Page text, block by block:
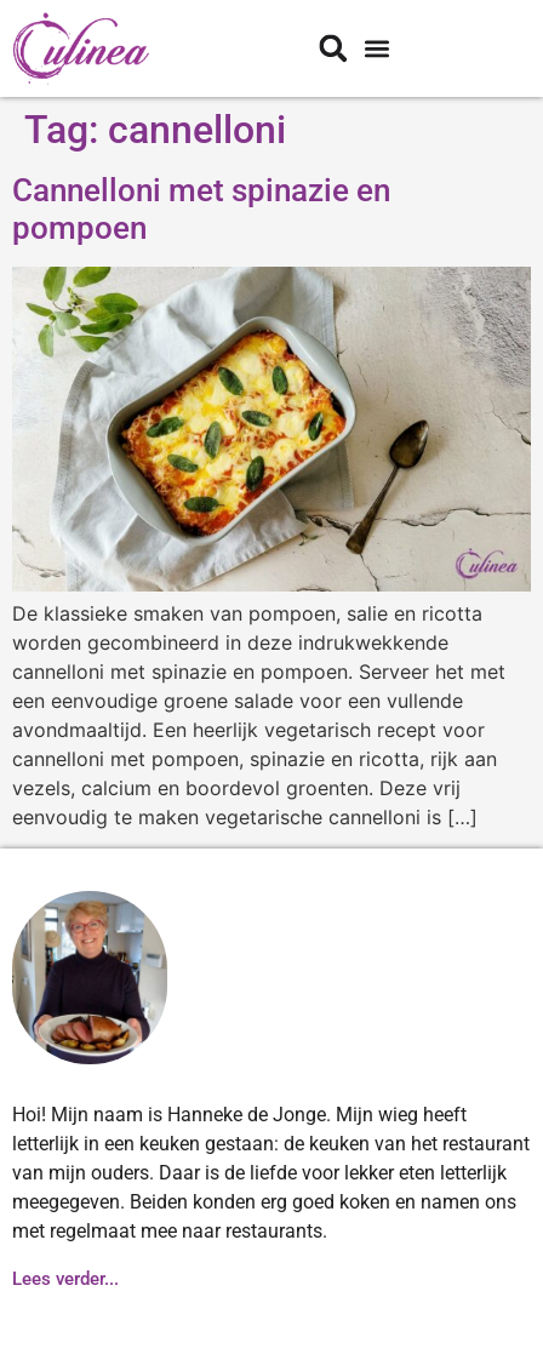
Tag: cannelloni
Cannelloni met spinazie en
pompoen
De klassieke smaken van pompoen, salie en ricotta
worden gecombineerd in deze indrukwekkende
cannelloni met spinazie en pompoen. Serveer het met
een eenvoudige groene salade voor een vullende
avondmaaltijd. Een heerlijk vegetarisch recept voor
cannelloni met pompoen, spinazie en ricotta, rijk aan
vezels, calcium en boordevol groenten. Deze vrij
eenvoudig te maken vegetarische cannelloni is […]
Hoi! Mijn naam is Hanneke de Jonge. Mijn wieg heeft
letterlijk in een keuken gestaan: de keuken van het restaurant
van mijn ouders. Daar is de liefde voor lekker eten letterlijk
meegegeven. Beiden konden erg goed koken en namen ons
met regelmaat mee naar restaurants.
Lees verder...